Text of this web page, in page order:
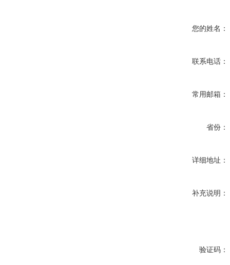
您的姓名：
联系电话：
常用邮箱：
省份：
详细地址：
补充说明：
验证码：